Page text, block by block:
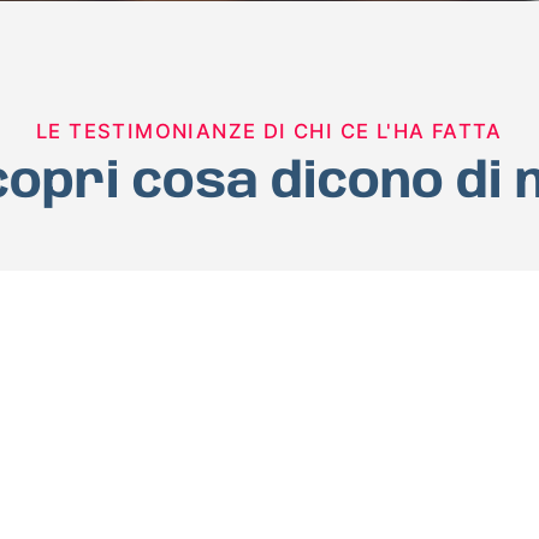
LE TESTIMONIANZE DI CHI CE L'HA FATTA
cosa dicono di